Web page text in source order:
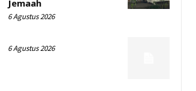
Jemaah
6 Agustus 2026
6 Agustus 2026